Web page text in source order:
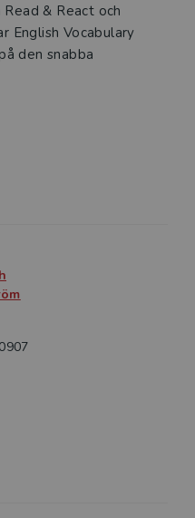
& React och
English Vocabulary
den snabba